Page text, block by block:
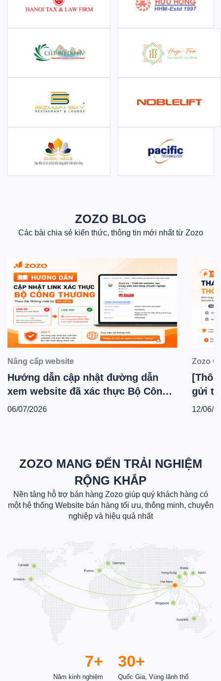
ZOZO BLOG
Các bài chia sẻ kiến thức, thông tin mới nhất từ Zozo
Nâng cấp website
Hướng dẫn cập nhật đường dẫn
xem website đã xác thực Bộ Công
Thương theo hệ thống mới -
06/07/2026
Zozo
gửi
Zozo
12/06/
ZOZO MANG ĐẾN TRẢI NGHIỆM
RỘNG KHẮP
Nền tảng hỗ trợ bán hàng Zozo giúp quý khách hàng có
một hệ thống Website bán hàng tối ưu, thông minh, chuyên
nghiệp và hiệu quả nhất
7+
Năm kinh nghiệm
30+
Quốc Gia, Vùng lãnh thổ